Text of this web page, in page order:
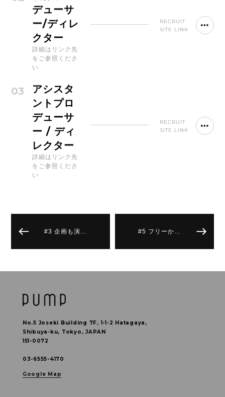
デューサ
ー/ディレ
クター
詳細はリンク先
をご参照くださ
い
RECRUIT
SITE LINK
03
アシスタ
ントプロ
デューサ
ー / ディ
レクター
詳細はリンク先
をご参照くださ
い
RECRUIT
SITE LINK
#3 企画も演… #5 フリーか…
No.5 Joseki Building 7F, 1-1-2 Hatagaya,
Shibuya-ku, Tokyo, JAPAN
151-0072
03-6555-4170
Google Map